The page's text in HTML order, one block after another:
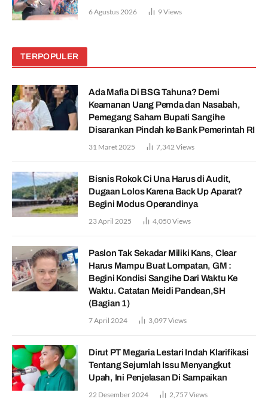
6 Agustus 2026 9Views
TERPOPULER
Ada Mafia Di BSG Tahuna? Demi
Keamanan Uang Pemda dan Nasabah,
Pemegang Saham Bupati Sangihe
Disarankan Pindah ke Bank Pemerintah RI
31 Maret 2025 7,342 Views
Bisnis Rokok Ci Una Harus di Audit,
Dugaan Lolos Karena Back Up Aparat?
Begini Modus Operandinya
23 April 2025 4,050Views
Paslon Tak Sekadar Miliki Kans, Clear
Harus Mampu Buat Lompatan, GM :
Begini Kondisi Sangihe Dari Waktu Ke
Waktu. Catatan Meidi Pandean,SH
(Bagian 1)
7 April 2024 3,097Views
Dirut PT Megaria Lestari Indah Klarifikasi
Tentang Sejumlah Issu Menyangkut
Upah, Ini Penjelasan Di Sampaikan
22 Desember 2024 2,757Views